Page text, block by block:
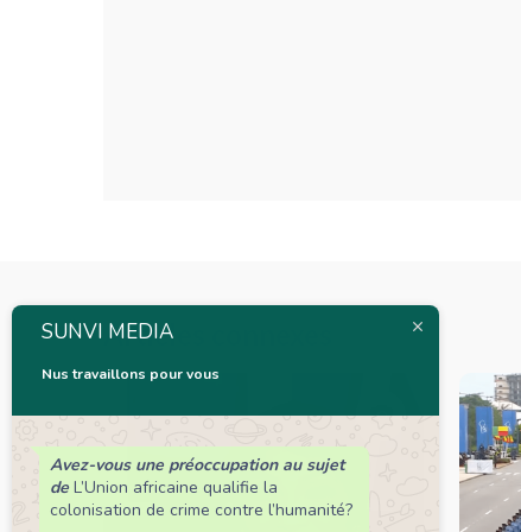
Articles connexes
SUNVI MEDIA
Nus travaillons pour vous
Avez-vous une préoccupation au sujet
de L’Union africaine qualifie la
colonisation de crime contre l’humanité?